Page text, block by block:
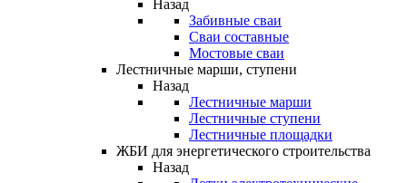
Назад
Забивные сваи
Сваи составные
Мостовые сваи
Лестничные марши, ступени
Назад
Лестничные марши
Лестничные ступени
Лестничные площадки
ЖБИ для энергетического строительства
Назад